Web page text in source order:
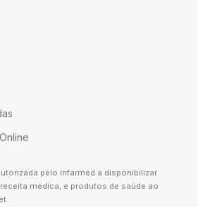
pelo Infarmed a disponibilizar
receita médica, e produtos de saúde ao